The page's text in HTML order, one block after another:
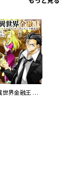
異世界金融王 ～クローネ・ゴルディオンの覇道～